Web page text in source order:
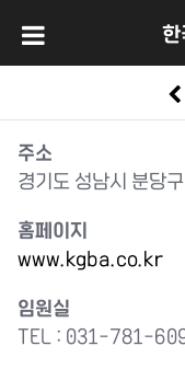
주소
경기도 성남시 분당
홈페이지
www.kgba.co.kr
임원실
TEL : 031-781-